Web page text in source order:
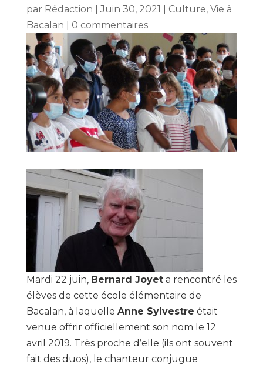
par Rédaction |Juin 30, 2021 Culture, Vie à
Bacalan
0 commentaires
Mardi 22 juin, Bernard Joyeta rencontré les
élèves de cette école élémentaire de
Bacalan, à laquelle Anne Sylvestre était
venue offrir officiellement son nom le 12
avril 2019. Très proche d’elle (ils ont souvent
fait des duos), le chanteur conjugue